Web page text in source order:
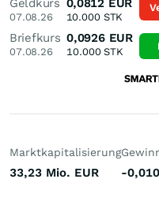
Geldkurs
07.08.26
0,0812 EUR
10.000STK
Briefkurs
07.08.26
0,0926 EUR
10.000STK
Marktkapitalisierung
33,23 Mio. EUR -